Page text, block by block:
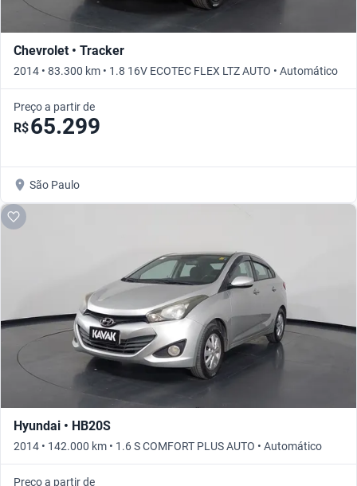
Chevrolet • Tracker
2014 • 83.300 km • 1.8 16V ECOTEC FLEX LTZ AUTO • Automático
Preço a partir de
R$65.299
São Paulo
Hyundai • HB20S
2014 • 142.000 km • 1.6 S COMFORT PLUS AUTO • Automático
Preço a partir de